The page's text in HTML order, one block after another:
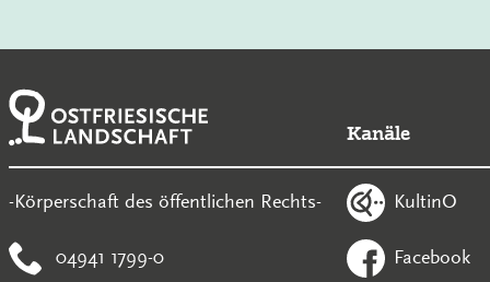
-Körperschaft des öffentlichen Rechts-
04941 1799-0
Kanäle
KultinO
Facebook